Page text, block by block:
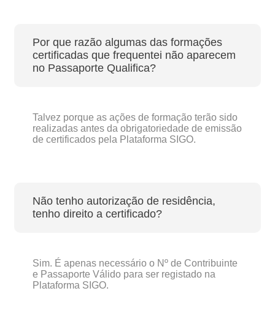
Por que razão algumas das formações
certificadas que frequentei não aparecem
no Passaporte Qualifica?
Talvez porque as ações de formação terão sido
realizadas antes da obrigatoriedade de emissão
de certificados pela Plataforma SIGO.
Não tenho autorização de residência,
tenho direito a certificado?
Sim. É apenas necessário o Nº de Contribuinte
e Passaporte Válido para ser registado na
Plataforma SIGO.